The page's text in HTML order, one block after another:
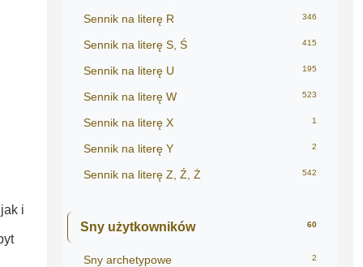
i
Sennik na literę R 346
Sennik na literę S, Ś 415
Sennik na literę U 195
Sennik na literę W 523
Sennik na literę X 1
Sennik na literę Y 2
Sennik na literę Z, Ź, Ż 542
Sny użytkowników 60
Sny archetypowe 2